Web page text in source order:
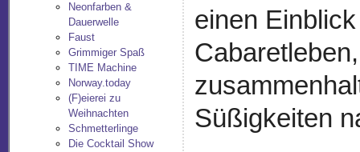
Neonfarben &
Dauerwelle
Faust
Grimmiger Spaß
TIME Machine
Norway.today
(F)eierei zu
Weihnachten
Schmetterlinge
Die Cocktail Show
einen
Süßigkeiten